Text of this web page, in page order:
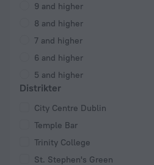
9 and higher
8 and higher
7 and higher
6 and higher
5 and higher
Distrikter
City Centre Dublin
Temple Bar
Trinity College
St. Stephen's Green